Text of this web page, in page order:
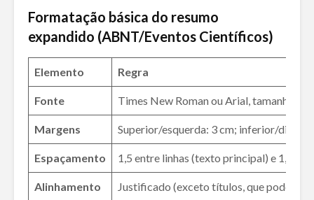
Formatação básica do resumo
expandido (ABNT/Eventos Científicos)
Elemento Regra
Fonte Times New Roman ou Arial, tamanho
Margens Superior/esquerda: 3 cm; inferior/direita:
Espaçamento 1,5 entre linhas (texto principal) e 1,0
Alinhamento Justificado (exceto títulos, que podem